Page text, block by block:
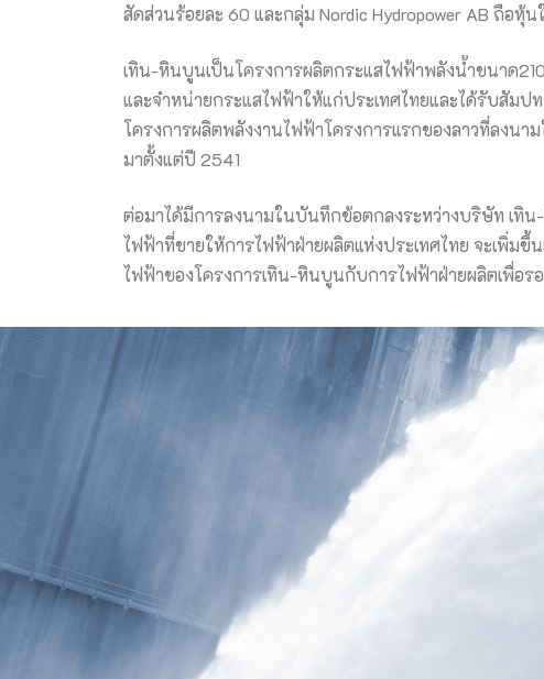
สัดส่วนร้อยละ 60 และกลุ่ม Nordic Hydropower AB ถือหุ้
เทิน-หินบูนเป็นโครงการผลิตกระแสไฟฟ้าพลังน้ำขนาด
และจำหน่ายกระแสไฟฟ้าให้แก่ประเทศไทยและได้รับสัม
โครงการผลิตพลังงานไฟฟ้าโครงการแรกของลาวที่ลงน
มาตั้งแต่ปี 2541
ต่อมาได้มีการลงนามในบันทึกข้อตกลงระหว่างบริษัท เทิ
ไฟฟ้าที่ขายให้การไฟฟ้าฝ่ายผลิตแห่งประเทศไทย จะเพิ่ม
ไฟฟ้าของโครงการเทิน-หินบูนกับการไฟฟ้าฝ่ายผลิตเพื่อ